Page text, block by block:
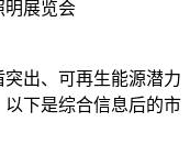
出、可再生能源潜力
下是综合信息后的市